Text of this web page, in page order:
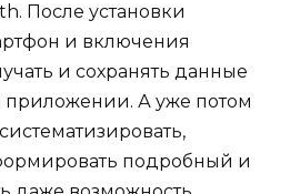
После установки
и включения
и сохранять данные
приложении. А уже потом
подробный и